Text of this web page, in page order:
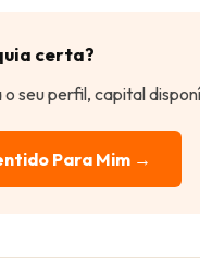
certa?
seu perfil, capital
Para Mim →